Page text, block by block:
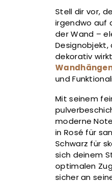
Stell dir vor,
irgendwo auf
der Wand –
dekorativ
und
Mit seinem
moderne
in Rosé für
Schwarz für
sich deinem
optimalen
sicher an